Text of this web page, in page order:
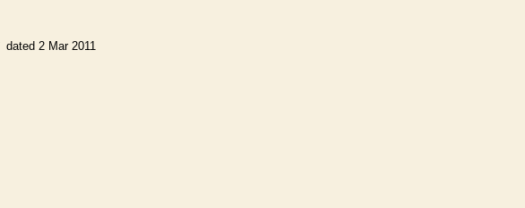
dated 2 Mar 2011